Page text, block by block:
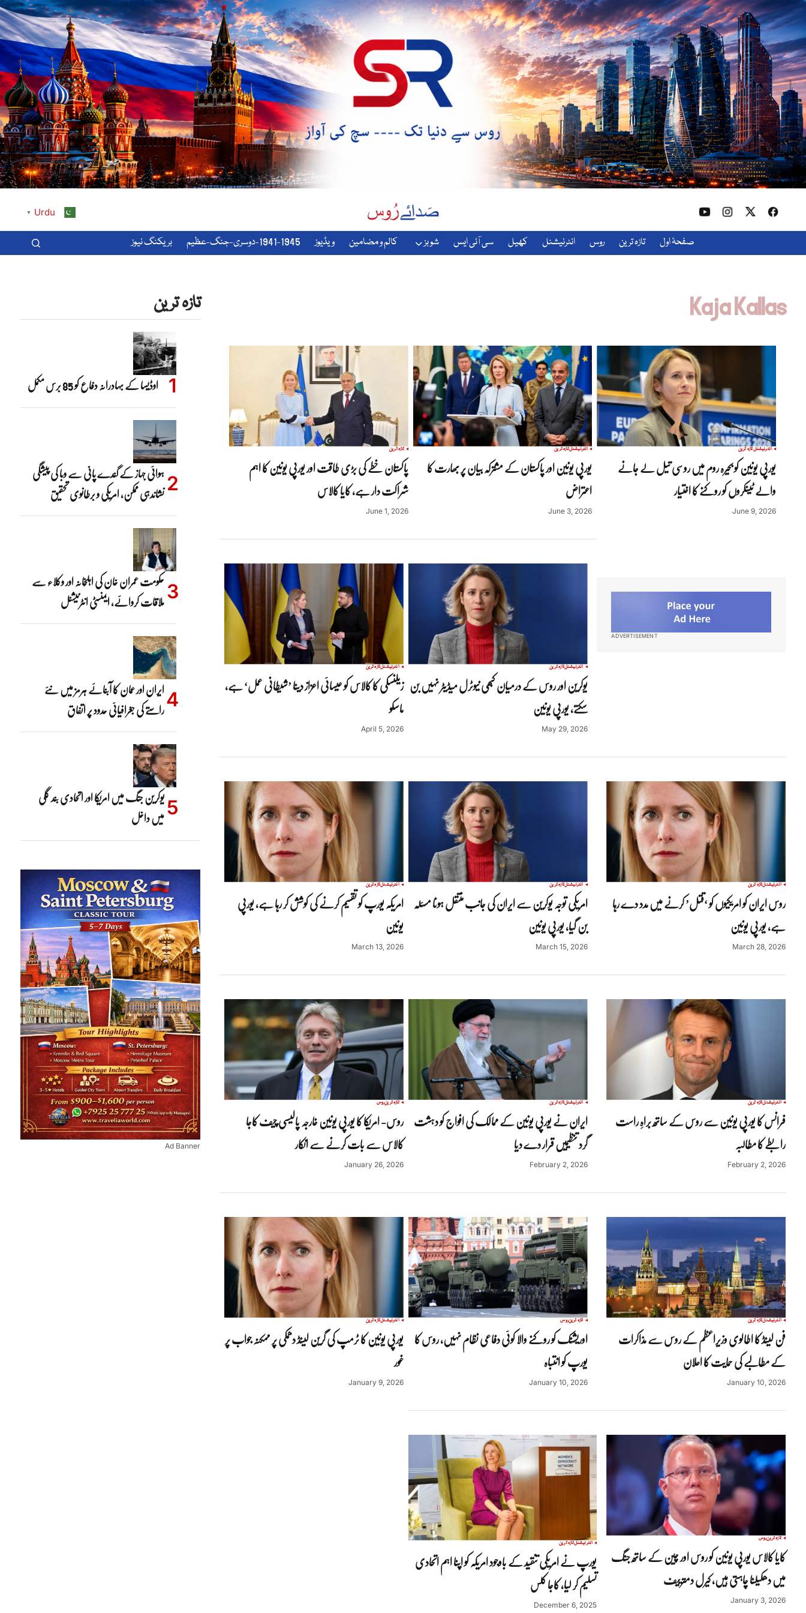
Urdu
▼
صفحۂ اول تازہ ترین روس انٹرنیشنل کھیل سی آئی ایس شوبز کالم و مضامین ویڈیوز 1941-1945-دوسری-جنگ-عظیم بریکنگ نیوز
Kaja Kallas
انٹرنیشنلتازہ ترین
یورپی یونین کو بحیرہ روم میں روسی تیل لے جانے
والے ٹینکروں کو روکنے کا اختیار
June 9, 2026
انٹرنیشنلتازہ ترین
یورپی یونین اور پاکستان کے مشترکہ بیان پر بھارت کا
اعتراض
June 3, 2026
تازہ ترین
پاکستان خطے کی بڑی طاقت اور یورپی یونین کا اہم
شراکت دار ہے، کایا کالاس
June 1, 2026
ADVERTISEMENT
انٹرنیشنلتازہ ترین
یوکرین اور روس کے درمیان کبھی نیوٹرل میڈیٹر نہیں بن
سکتے، یورپی یونین
May 29, 2026
انٹرنیشنلتازہ ترین
زیلنسکی کا کالاس کو عیسائی اعزاز دینا ’شیطانی عمل‘ ہے،
ماسکو
April 5, 2026
انٹرنیشنلتازہ ترین
روس ایران کو امریکیوں کو ‘قتل’ کرنے میں مدد دے رہا
ہے، یورپی یونین
March 28, 2026
انٹرنیشنلتازہ ترین
امریکی توجہ یوکرین سے ایران کی جانب منتقل ہونا مسئلہ
بن گیا، یورپی یونین
March 15, 2026
انٹرنیشنلتازہ ترین
امریکہ یورپ کو تقسیم کرنے کی کوشش کر رہا ہے، یورپی
یونین
March 13, 2026
انٹرنیشنلتازہ ترین
فرانس کا یورپی یونین سے روس کے ساتھ براہِ راست
رابطے کا مطالبہ
February 2, 2026
انٹرنیشنلتازہ ترین
ایران نے یورپی یونین کے ممالک کی افواج کو دہشت
گرد تنظیمیں قرار دے دیا
February 2, 2026
تازہ ترینروس
روس- امریکا کا یورپی یونین خارجہ پالیسی چیف کاجا
کالاس سے بات کرنے سے انکار
January 26, 2026
انٹرنیشنلتازہ ترین
فن لینڈ کا اطالوی وزیراعظم کے روس سے مذاکرات
کے مطالبے کی حمایت کا اعلان
January 10, 2026
تازہ ترینروس
اوریشنک کو روکنے والا کوئی دفاعی نظام نہیں، روس کا
یورپ کو انتباہ
January 10, 2026
انٹرنیشنلتازہ ترین
یورپی یونین کا ٹرمپ کی گرین لینڈ دھمکی پر ممکنہ جواب پر
غور
January 9, 2026
تازہ ترینروس
کایا کالاس یورپی یونین کو روس اور چین کے ساتھ جنگ
میں دھکیلنا چاہتی ہیں، کیرل دمترییف
January 3, 2026
انٹرنیشنلتازہ ترین
یورپ نے امریکی تنقید کے باوجود امریکہ کو اپنا اہم اتحادی
تسلیم کر لیا، کاجا کلس
December 6, 2025
تازہ ترین
اوڈیسا کے بہادرانہ دفاع کو 85 برس مکمل
ہوائی جہاز کے گندے پانی سے وبا کی پیشگی
نشاندہی ممکن، امریکی و برطانوی تحقیق
حکومت عمران خان کی اہلِخانہ اور وکلاء سے
ملاقات کروائے، ایمنسٹی انٹرنیشنل
ایران اور عمان کا آبنائے ہرمز میں نئے
راستے کی جغرافیائی حدود پر اتفاق
یوکرین جنگ میں امریکا اور اتحادی بند گلی
میں داخل
Ad Banner